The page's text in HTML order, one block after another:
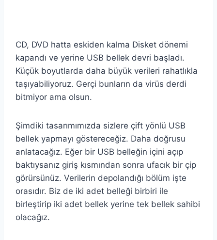
CD, DVD hatta eskiden kalma Disket dönemi
kapandı ve yerine USB bellek devri başladı.
Küçük boyutlarda daha büyük verileri rahatlıkla
taşıyabiliyoruz. Gerçi bunların da virüs derdi
bitmiyor ama olsun.
Şimdiki tasarımımızda sizlere çift yönlü USB
bellek yapmayı göstereceğiz. Daha doğrusu
anlatacağız. Eğer bir USB belleğin içini açıp
baktıysanız giriş kısmından sonra ufacık bir çip
görürsünüz. Verilerin depolandığı bölüm işte
orasıdır. Biz de iki adet belleği birbiri ile
birleştirip iki adet bellek yerine tek bellek sahibi
olacağız.